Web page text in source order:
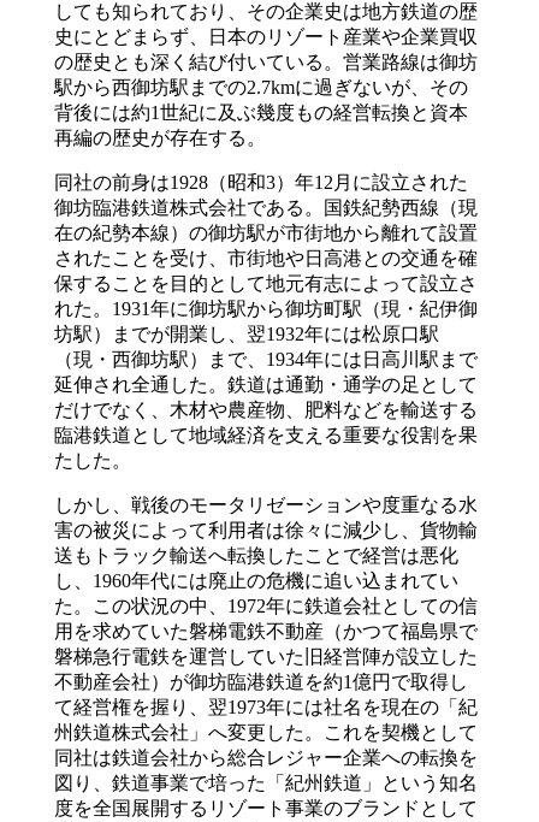
しても知られており、その企業史は地方鉄道の歴
史にとどまらず、日本のリゾート産業や企業買収
の歴史とも深く結び付いている。営業路線は御坊
駅から西御坊駅までの2.7kmに過ぎないが、その
背後には約1世紀に及ぶ幾度もの経営転換と資本
再編の歴史が存在する。
同社の前身は1928（昭和3）年12月に設立された
御坊臨港鉄道株式会社である。国鉄紀勢西線（現
在の紀勢本線）の御坊駅が市街地から離れて設置
されたことを受け、市街地や日高港との交通を確
保することを目的として地元有志によって設立さ
れた。1931年に御坊駅から御坊町駅（現・紀伊御
坊駅）までが開業し、翌1932年には松原口駅
（現・西御坊駅）まで、1934年には日高川駅まで
延伸され全通した。鉄道は通勤・通学の足として
だけでなく、木材や農産物、肥料などを輸送する
臨港鉄道として地域経済を支える重要な役割を果
たした。
しかし、戦後のモータリゼーションや度重なる水
害の被災によって利用者は徐々に減少し、貨物輸
送もトラック輸送へ転換したことで経営は悪化
し、1960年代には廃止の危機に追い込まれてい
た。この状況の中、1972年に鉄道会社としての信
用を求めていた磐梯電鉄不動産（かつて福島県で
磐梯急行電鉄を運営していた旧経営陣が設立した
不動産会社）が御坊臨港鉄道を約1億円で取得し
て経営権を握り、翌1973年には社名を現在の「紀
州鉄道株式会社」へ変更した。これを契機として
同社は鉄道会社から総合レジャー企業への転換を
図り、鉄道事業で培った「紀州鉄道」という知名
度を全国展開するリゾート事業のブランドとして